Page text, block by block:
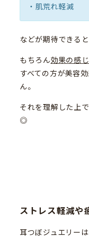
・肌荒れ軽減
などが期待できる
もちろん効果の感
すべての方が美容
ん。
それを理解した上
◎
ストレス軽減や
耳つぼジュエリーは